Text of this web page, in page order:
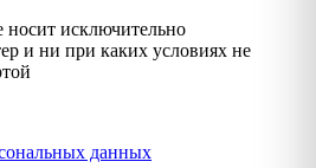
носит исключительно
и ни при каких условиях не
данных